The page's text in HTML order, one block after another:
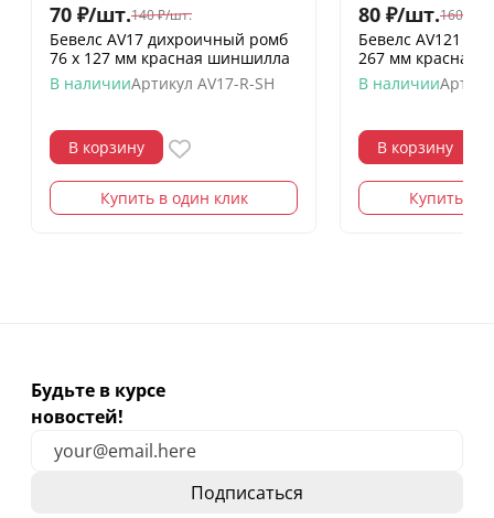
70 ₽/шт.140 ₽/шт.
Бевелс AV17 дихроичный ромб
76 х 127 мм красная шиншилла
В наличииАртикул AV17-R-SH
В корзину
Купить в один клик
80 ₽/шт.160
Бевелс AV121
267 мм красная
В наличии
В корзину
Купить в
Будьте в курсе
новостей!